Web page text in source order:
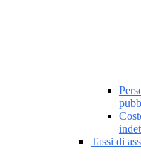
Tassi di